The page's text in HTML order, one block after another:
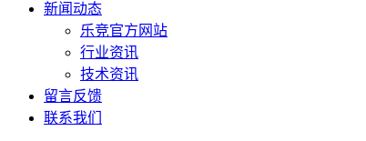
新闻动态
乐竞官方网站
行业资讯
技术资讯
留言反馈
联系我们